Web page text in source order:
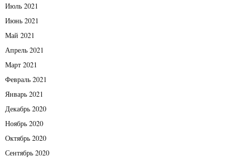
Июль 2021
Июнь 2021
Май 2021
Апрель 2021
Март 2021
Февраль 2021
Январь 2021
Декабрь 2020
Ноябрь 2020
Октябрь 2020
Сентябрь 2020